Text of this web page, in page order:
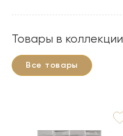
Товары в коллекции
Все товары